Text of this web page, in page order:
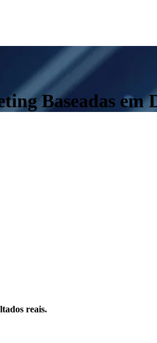
Baseadas em
reais.